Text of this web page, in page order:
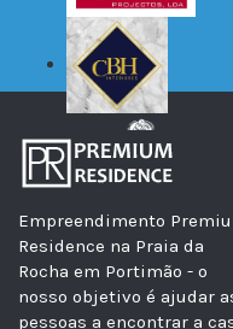
Empreendimento
Residence na Praia da
Rocha em Portimão - o
nosso objetivo é ajudar
pessoas a encontrar a